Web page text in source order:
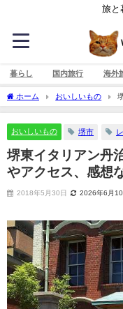
旅と
暮らし 国内旅行 海外
ホーム おいしいもの
クセス、感想など
おいしいもの 堺市
堺東イタリアン丹
やアクセス、感想
2018年5月30日 2026年6月10